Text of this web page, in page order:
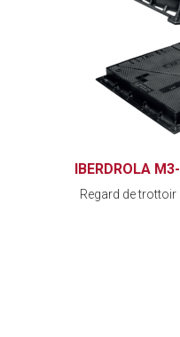
IBERDROLA
Regard de